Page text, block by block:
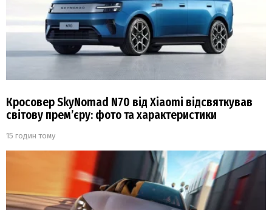
Кросовер SkyNomad N70 від Xiaomi відсвяткував
світову прем’єру: фото та характеристики
15 годин тому